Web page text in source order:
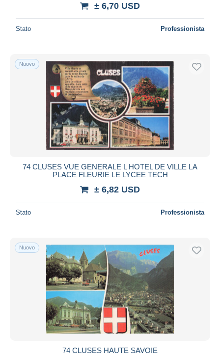
± 6,70 USD
Stato Professionista
Nuovo
74 CLUSES VUE GENERALE L HOTEL DE VILLE LA
PLACE FLEURIE LE LYCEE TECH
± 6,82 USD
Stato Professionista
Nuovo
74 CLUSES HAUTE SAVOIE